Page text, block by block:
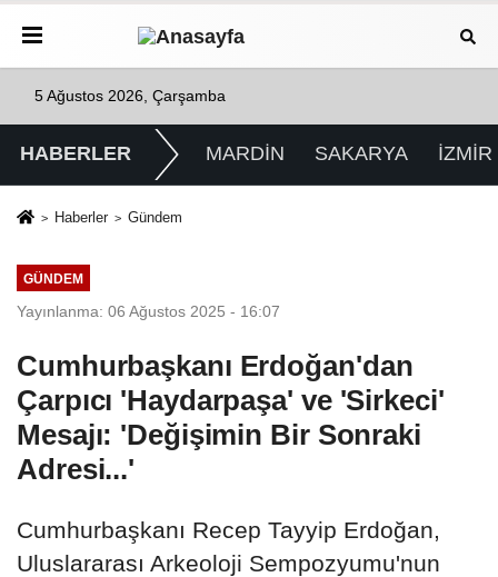
5 Ağustos 2026, Çarşamba
HABERLER MARDİN SAKARYA İZMİR
Haberler Gündem
GÜNDEM
Yayınlanma: 06 Ağustos 2025 - 16:07
Cumhurbaşkanı Erdoğan'dan
Çarpıcı 'Haydarpaşa' ve 'Sirkeci'
Mesajı: 'Değişimin Bir Sonraki
Adresi...'
Cumhurbaşkanı Recep Tayyip Erdoğan,
Uluslararası Arkeoloji Sempozyumu'nun